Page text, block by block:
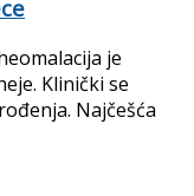
je
Klinički se
Najčešća